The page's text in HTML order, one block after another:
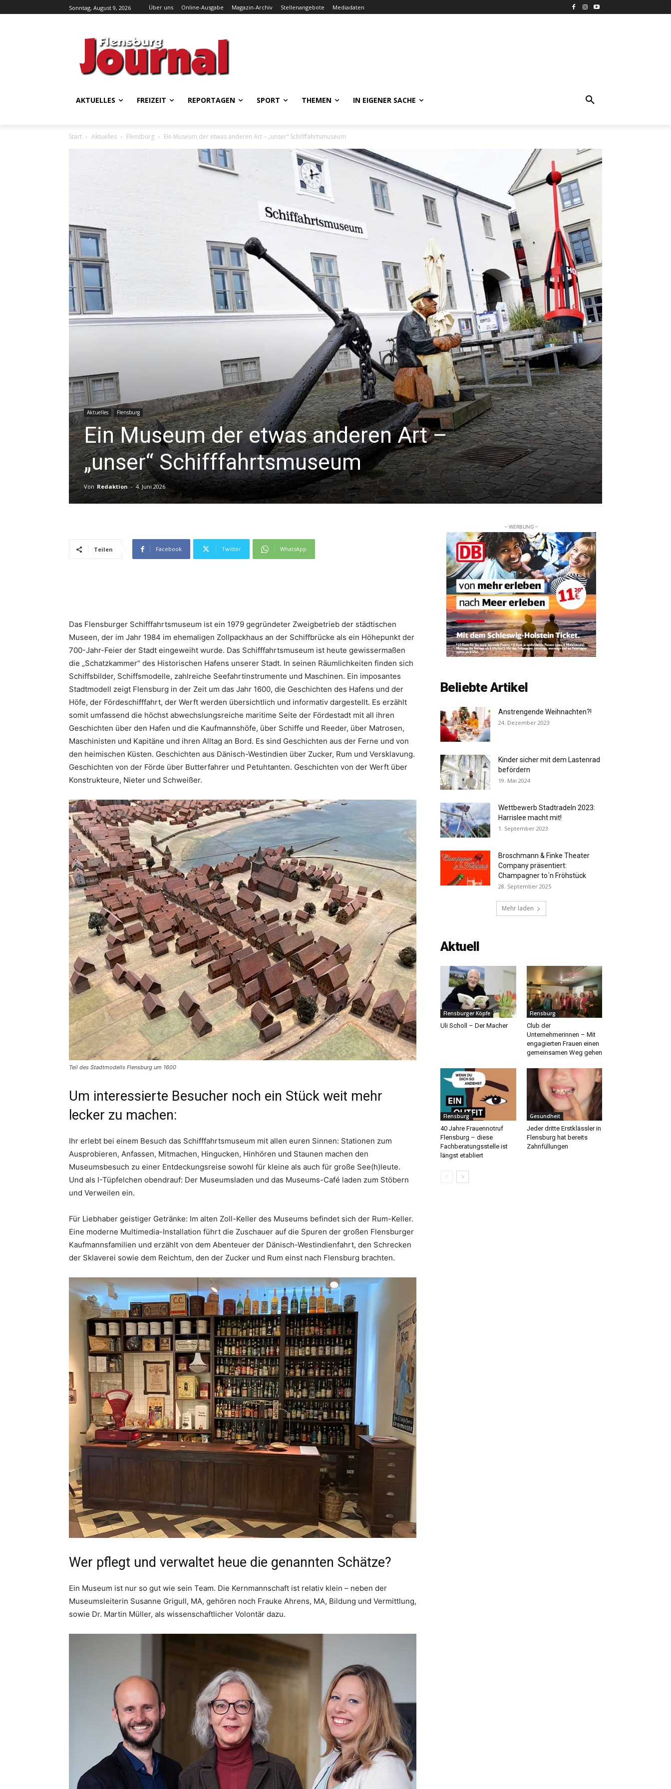
Sonntag, August 9, 2026 Über uns Online-Ausgabe Magazin-Archiv Stellenangebote Mediadaten
AKTUELLES FREIZEIT REPORTAGEN SPORT THEMEN IN EIGENER SACHE
Start Aktuelles Flensburg Ein Museum der etwas anderen Art – „unser“ Schifffahrtsmuseum
Aktuelles Flensburg
Ein Museum der etwas anderen Art –
„unser“ Schifffahrtsmuseum
Von Redaktion - 4. Juni 2026
Teilen Facebook Twitter WhatsApp
Das Flensburger Schifffahrtsmuseum ist ein 1979 gegründeter Zweigbetrieb der städtischen
Museen, der im Jahr 1984 im ehemaligen Zollpackhaus an der Schiffbrücke als ein Höhepunkt der
700-Jahr-Feier der Stadt eingeweiht wurde. Das Schifffahrtsmuseum ist heute gewissermaßen
die „Schatzkammer“ des Historischen Hafens unserer Stadt. In seinen Räumlichkeiten finden sich
Schiffsbilder, Schiffsmodelle, zahlreiche Seefahrtinstrumente und Maschinen. Ein imposantes
Stadtmodell zeigt Flensburg in der Zeit um das Jahr 1600, die Geschichten des Hafens und der
Höfe, der Fördeschifffahrt, der Werft werden übersichtlich und informativ dargestellt. Es erzählt
somit umfassend die höchst abwechslungsreiche maritime Seite der Fördestadt mit all ihren
Geschichten über den Hafen und die Kaufmannshöfe, über Schiffe und Reeder, über Matrosen,
Maschinisten und Kapitäne und ihren Alltag an Bord. Es sind Geschichten aus der Ferne und von
den heimischen Küsten. Geschichten aus Dänisch-Westindien über Zucker, Rum und Versklavung.
Geschichten von der Förde über Butterfahrer und Petuhtanten. Geschichten von der Werft über
Konstrukteure, Nieter und Schweißer.
Teil des Stadtmodells Flensburg um 1600
Um interessierte Besucher noch ein Stück weit mehr
lecker zu machen:
Ihr erlebt bei einem Besuch das Schifffahrtsmuseum mit allen euren Sinnen: Stationen zum
Ausprobieren, Anfassen, Mitmachen, Hingucken, Hinhören und Staunen machen den
Museumsbesuch zu einer Entdeckungsreise sowohl für kleine als auch für große See(h)leute.
Und als I-Tüpfelchen obendrauf: Der Museumsladen und das Museums-Café laden zum Stöbern
und Verweilen ein.
Für Liebhaber geistiger Getränke: Im alten Zoll-Keller des Museums befindet sich der Rum-Keller.
Eine moderne Multimedia-Installation führt die Zuschauer auf die Spuren der großen Flensburger
Kaufmannsfamilien und erzählt von dem Abenteuer der Dänisch-Westindienfahrt, den Schrecken
der Sklaverei sowie dem Reichtum, den der Zucker und Rum einst nach Flensburg brachten.
Wer pflegt und verwaltet heue die genannten Schätze?
Ein Museum ist nur so gut wie sein Team. Die Kernmannschaft ist relativ klein – neben der
Museumsleiterin Su­sanne Grigull, MA, gehören noch Frauke Ahrens, MA, Bildung und Vermittlung,
sowie Dr. Martin Müller, als wissenschaftlicher Volontär dazu.
– WERBUNG –
Beliebte Artikel
Anstrengende Weihnachten?!
24. Dezember 2023
Kinder sicher mit dem Lastenrad
befördern
19. Mai 2024
Wettbewerb Stadtradeln 2023:
Harrislee macht mit!
1. September 2023
Broschmann & Finke Theater
Company präsentiert:
Champagner to´n Fröhstück
28. September 2025
Mehr laden
Aktuell
Flensburger Köpfe
Uli Scholl – Der Macher
Flensburg
Club der
Unternehmerinnen – Mit
engagierten Frauen einen
gemeinsamen Weg gehen
Flensburg
40 Jahre Frauennotruf
Flensburg – diese
Fachberatungsstelle ist
längst etabliert
Gesundheit
Jeder dritte Erstklässler in
Flensburg hat bereits
Zahnfüllungen